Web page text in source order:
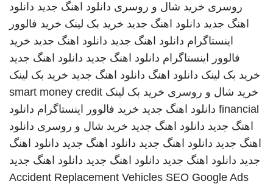
روسری خرید شال و روسری دانلود اهنگ جدید دانلود
اهنگ جدید دانلود اهنگ جدید خرید بک لینک خرید فالوور
اینستاگرام دانلود اهنگ جدید دانلود اهنگ جدید خرید
فالوور اینستاگرام دانلود اهنگ جدید دانلود اهنگ جدید
خرید بک لینک دانلود اهنگ دانلود اهنگ جدید خرید بک لینک
خرید شال و روسری خرید بک لینک smart money credit
financial دانلود اهنگ جدید خرید فالوور اینستاگرام دانلود
اهنگ جدید دانلود اهنگ جدید خرید شال و روسری دانلود
اهنگ جدید دانلود اهنگ جدید دانلود اهنگ جدید دانلود اهنگ
جدید دانلود اهنگ جدید دانلود اهنگ جدید دانلود اهنگ جدید
Accident Replacement Vehicles SEO Google Ads